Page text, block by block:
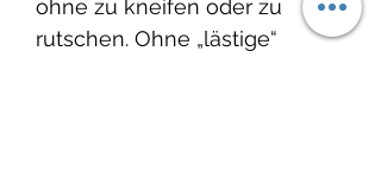
ohne zu kneifen oder zu
rutschen. Ohne „lästige“